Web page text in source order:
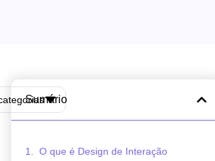
Sumário
O que é Design de Interação